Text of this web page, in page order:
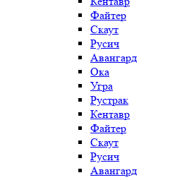
Файтер
Скаут
Русич
Авангард
Ока
Угра
Рустрак
Кентавр
Файтер
Скаут
Русич
Авангард